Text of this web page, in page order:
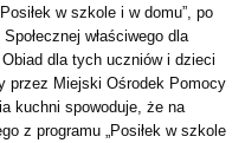
w szkole i w domu”, po
właściwego dla
dla tych uczniów i dzieci
przez Miejski Ośrodek Pomocy
kuchni spowoduje, że na
z programu „Posiłek w szkole